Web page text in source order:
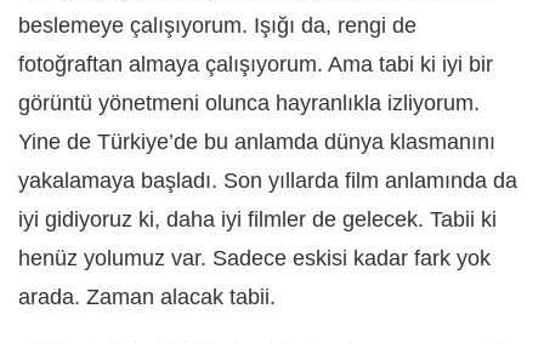
beslemeye çalışıyorum. Işığı da, rengi de
fotoğraftan almaya çalışıyorum. Ama tabi ki iyi bir
görüntü yönetmeni olunca hayranlıkla izliyorum.
Yine de Türkiye’de bu anlamda dünya klasmanını
yakalamaya başladı. Son yıllarda film anlamında da
iyi gidiyoruz ki, daha iyi filmler de gelecek. Tabii ki
henüz yolumuz var. Sadece eskisi kadar fark yok
arada. Zaman alacak tabii.